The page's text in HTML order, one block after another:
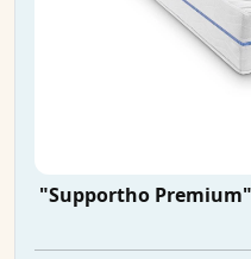
"Supportho